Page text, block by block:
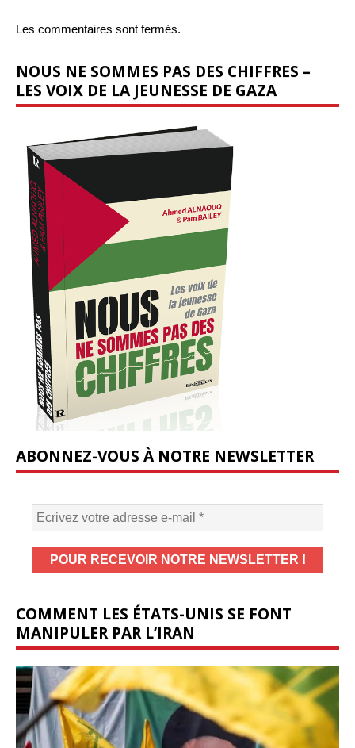
Les commentaires sont fermés.
NOUS NE SOMMES PAS DES CHIFFRES –
LES VOIX DE LA JEUNESSE DE GAZA
ABONNEZ-VOUS À NOTRE NEWSLETTER
COMMENT LES ÉTATS-UNIS SE FONT
MANIPULER PAR L’IRAN